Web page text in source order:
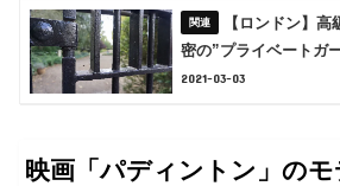
【ロンドン】
密の”プライベートガ
2021-03-03
映画「パディントン」の